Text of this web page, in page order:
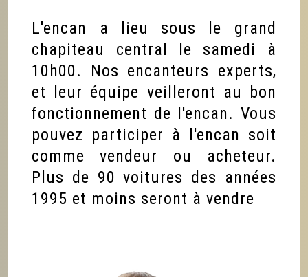
L'encan a lieu sous le grand
chapiteau central le samedi à
10h00. Nos encanteurs experts,
et leur équipe veilleront au bon
fonctionnement de l'encan. Vous
pouvez participer à l'encan soit
comme vendeur ou acheteur.
Plus de 90 voitures des années
1995 et moins seront à vendre